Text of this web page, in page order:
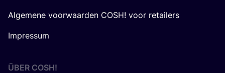
Algemene voorwaarden COSH! voor retailers
Impressum
ÜBER COSH!